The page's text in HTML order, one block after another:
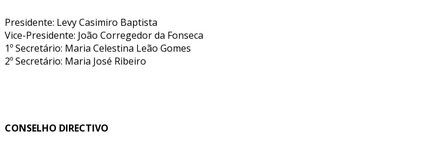
Presidente: Levy Casimiro Baptista
Vice-Presidente: João Corregedor da Fonseca
1º Secretário: Maria Celestina Leão Gomes
2º Secretário: Maria José Ribeiro
CONSELHO DIRECTIVO